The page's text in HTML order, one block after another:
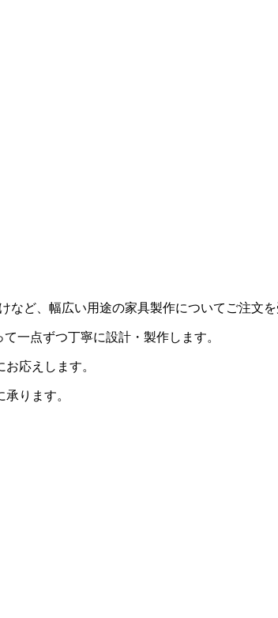
ど、幅広い用途の家具製作についてご注文を
一点ずつ丁寧に設計・製作します。
応えします。
ります。